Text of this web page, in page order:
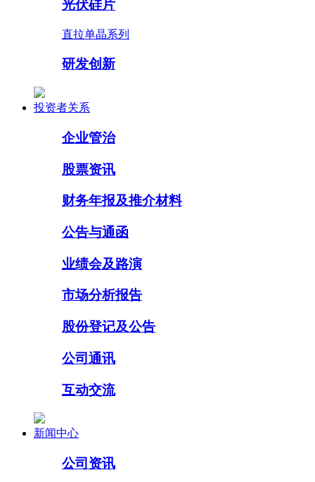
光伏硅片
直拉单晶系列
研发创新
投资者关系
企业管治
股票资讯
财务年报及推介材料
公告与通函
业绩会及路演
市场分析报告
股份登记及公告
公司通讯
互动交流
新闻中心
公司资讯